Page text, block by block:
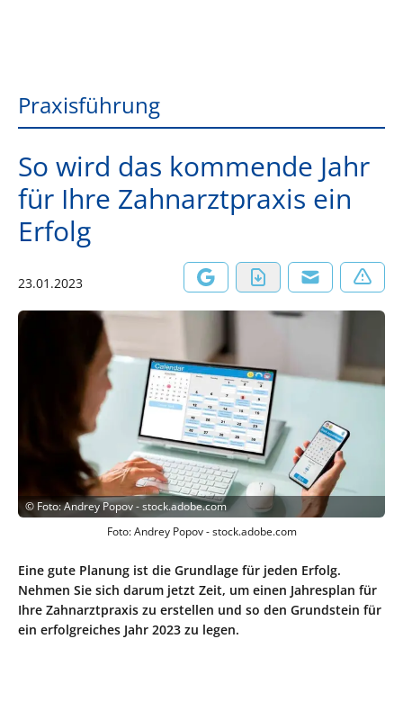
Praxisführung
So wird das kommende Jahr
für Ihre Zahnarztpraxis ein
Erfolg
23.01.2023
© Foto: Andrey Popov - stock.adobe.com
Foto: Andrey Popov - stock.adobe.com
Eine gute Planung ist die Grundlage für jeden Erfolg.
Nehmen Sie sich darum jetzt Zeit, um einen Jahresplan für
Ihre Zahnarztpraxis zu erstellen und so den Grundstein für
ein erfolgreiches Jahr 2023 zu legen.